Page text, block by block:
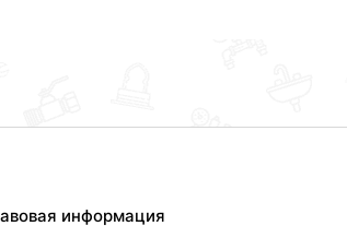
информация